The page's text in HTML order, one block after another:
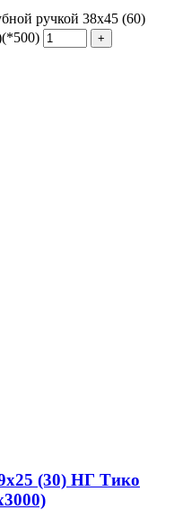
ручкой 38х45 (60)
(30) НГ Тико